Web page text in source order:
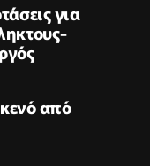
για
από